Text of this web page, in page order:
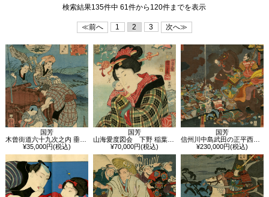
検索結果135件中 61件から120件までを表示
≪前へ 1 2 3 次へ≫
国芳
木曾街道六十九次之内 垂井 猿之助
¥35,000円(税込)
国芳
山海愛度図会 下野 稲葉牛店 人形になりたい
¥70,000円(税込)
国芳
信州川中島武田の正平西条山を引かへし雨宮のわたりをこへ越後方甘粕近江守と戦ふ図
¥230,000円(税込)